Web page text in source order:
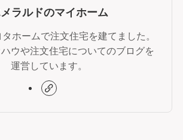
ラルドのマイホーム
ホームで注文住宅を建てました。
ウや注文住宅についてのブログを
運営しています。